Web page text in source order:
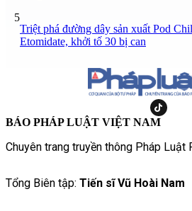
5
Triệt phá đường dây sản xuất Pod
Etomidate, khởi tố 30 bị can
BÁO PHÁP LUẬT VIỆT NAM
Chuyên trang truyền thông Pháp Luật
Tổng Biên tập: Tiến sĩ Vũ Hoài Nam